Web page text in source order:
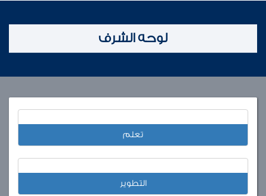
لوحه الشرف
تعلم
التطوير